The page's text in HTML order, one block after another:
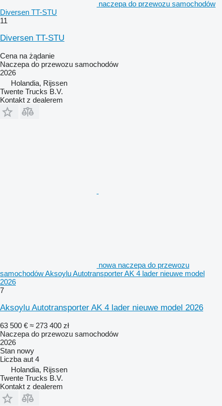
naczepa do przewozu samochodów
Diversen TT-STU
11
Diversen TT-STU
Cena na żądanie
Naczepa do przewozu samochodów
2026
Holandia, Rijssen
Twente Trucks B.V.
Kontakt z dealerem
nowa naczepa do przewozu
samochodów Aksoylu Autotransporter AK 4 lader nieuwe model
2026
7
Aksoylu Autotransporter AK 4 lader nieuwe model 2026
63 500 € ≈ 273 400 zł
Naczepa do przewozu samochodów
2026
Stan nowy
Liczba aut 4
Holandia, Rijssen
Twente Trucks B.V.
Kontakt z dealerem